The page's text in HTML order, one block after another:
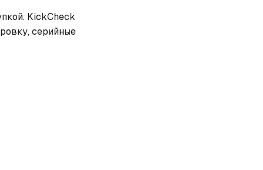
KickCheck
серийные